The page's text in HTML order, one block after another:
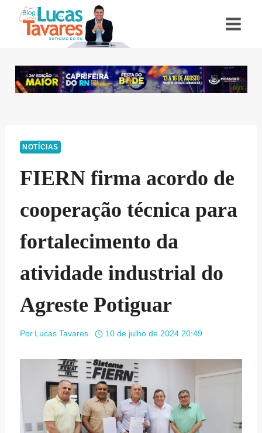
NOTÍCIAS
FIERN firma acordo de
cooperação técnica para
fortalecimento da
atividade industrial do
Agreste Potiguar
Por Lucas Tavares 10 de julho de 2024 20:49